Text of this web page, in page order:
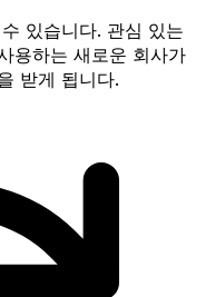
있습니다. 관심 있는
용하는 새로운 회사가
받게 됩니다.